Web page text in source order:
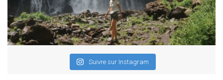
Suivre sur Instagram